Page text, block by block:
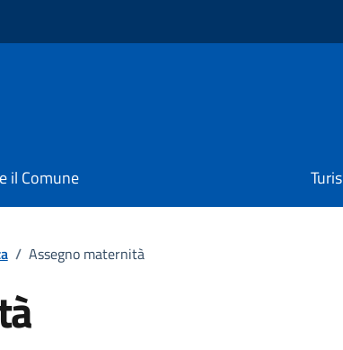
il Comune
/ Assegno maternità